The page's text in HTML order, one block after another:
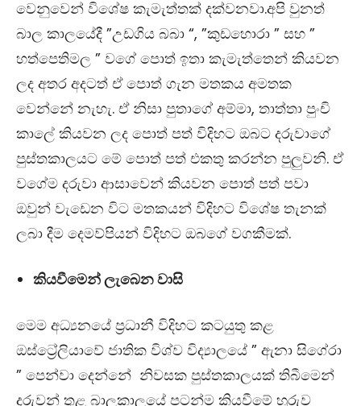
වෙනුවෙන් විශේෂ කැමැත්තක් දක්වනවා.අපි වුනත්
බාල කාලයේදී ”උඩගිය බබා “, ”කුඩහොරා ” සහ ”
හත්පෙතිමල ” වගේ පොත් ඉතා කැමැත්තෙන් කියවන
ලද අතර අදටත් ඒ පොත් ගැන මතකය අමතක
වෙන්නේ නැහැ. ඒ නිසා පුතාගේ අම්මා, තාත්තා පුංචි
කාලේ කියවන ලද පොත් පත් විදිහට ඔබට දරුවාගේ
පුස්තකාලයට මේ පොත් පත් එකතු කරන්න පුලුවනි. ඒ
වගේම දරුවා ආසාවෙන් කියවන පොත් පත් පවා
ඔවුන් වැඩෙන විට මතකයන් විදිහට විශේෂ තැනක්
ලබා දීම දෙමව්පියන් විදිහට ඔබගේ වගකීමක්.
කියවීමෙන් ලැබෙන වාසි
මෙම අධ්‍යනයේ ප්‍රධානී විදිහට කටයුතු කළ
ඔස්ට්‍රේලියාවේ ජාතික විශ්ව විද්‍යාලයේ ” ඇනා සිගේරා
” පෙන්වා දෙන්නේ නිවසක පුස්තකාලයක් තිබීමෙන්
දරුවන් තුළ බාලකාලයේ පටන්ම කියවීමේ හුරුව